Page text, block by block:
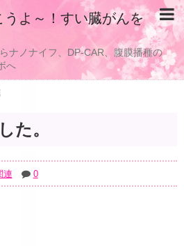
うよ～！すい臓がんを
ナノナイフ、DP-CAR、腹膜播種の
へ
た。
連 0